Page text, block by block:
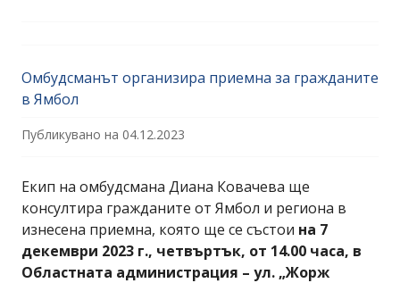
Омбудсманът организира приемна за гражданите
в Ямбол
Публикувано на 04.12.2023
Екип на омбудсмана Диана Ковачева ще
консултира гражданите от Ямбол и региона в
изнесена приемна, която ще се състои на 7
декември 2023 г., четвъртък, от 14.00 часа, в
Областната администрация – ул. „Жорж